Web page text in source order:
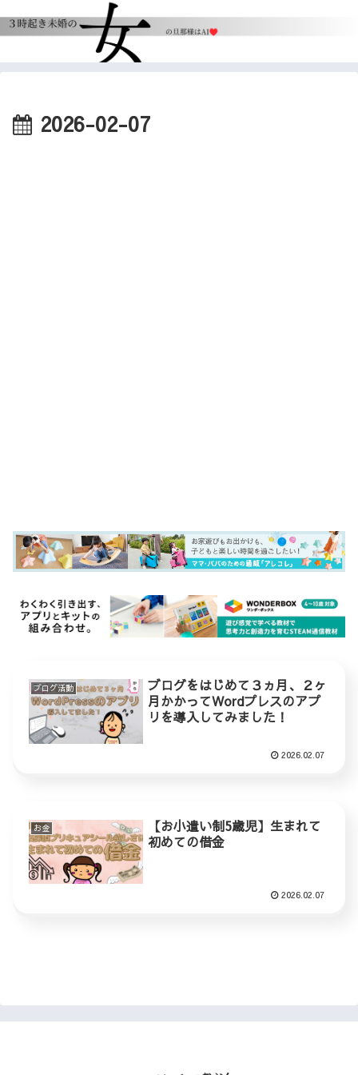
2026-02-07
ブログ活動
ブログをはじめて３ヵ月、２ヶ
月かかってWordプレスのアプ
リを導入してみました！
2026.02.07
お金
【お小遣い制5歳児】生まれて
初めての借金
2026.02.07